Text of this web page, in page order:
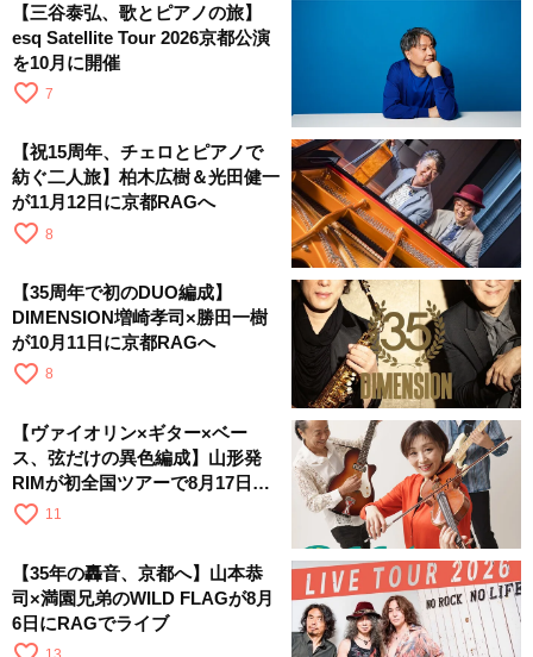
【三谷泰弘、歌とピアノの旅】
esq Satellite Tour 2026京都公演
を10月に開催
favorite_border 7
【祝15周年、チェロとピアノで
紡ぐ二人旅】柏木広樹＆光田健一
が11月12日に京都RAGへ
favorite_border 8
【35周年で初のDUO編成】
DIMENSION増崎孝司×勝田一樹
が10月11日に京都RAGへ
favorite_border 8
【ヴァイオリン×ギター×ベー
ス、弦だけの異色編成】山形発
RIMが初全国ツアーで8月17日に
RAGへ
favorite_border 11
【35年の轟音、京都へ】山本恭
司×満園兄弟のWILD FLAGが8月
6日にRAGでライブ